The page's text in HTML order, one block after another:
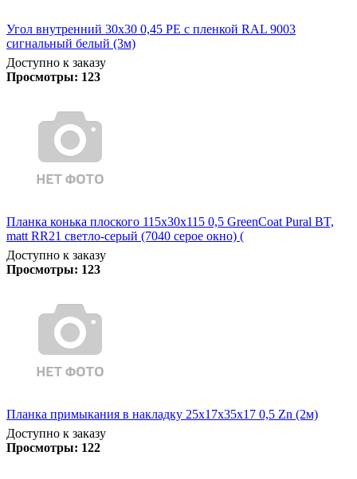
Угол внутренний 30х30 0,45 PE с пленкой RAL 9003
сигнальный белый (3м)
Доступно к заказу
Просмотры: 123
Планка конька плоского 115х30х115 0,5 GreenCoat Pural BT,
matt RR21 светло-серый (7040 серое окно) (
Доступно к заказу
Просмотры: 123
Планка примыкания в накладку 25х17х35х17 0,5 Zn (2м)
Доступно к заказу
Просмотры: 122